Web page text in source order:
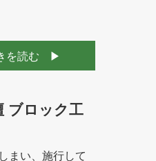
を読む
ブロック工
まい、施行して